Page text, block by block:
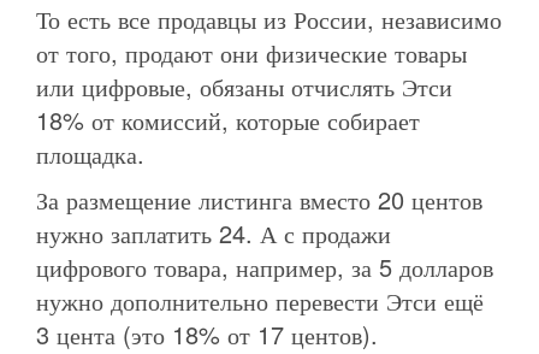
То есть все продавцы из России, независимо
от того, продают они физические товары
или цифровые, обязаны отчислять Этси
18% от комиссий, которые собирает
площадка.
За размещение листинга вместо 20 центов
нужно заплатить 24. А с продажи
цифрового товара, например, за 5 долларов
нужно дополнительно перевести Этси ещё
3 цента (это 18% от 17 центов).